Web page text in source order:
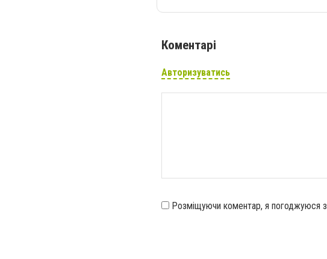
Коментарі
Авторизуватись
Розміщуючи коментар, я погоджуюся з